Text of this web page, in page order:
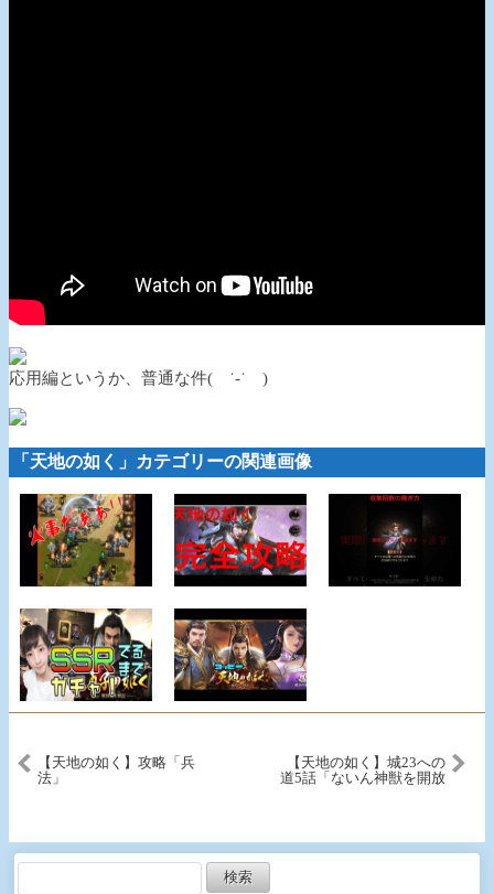
応用編というか、普通な件( ˙-˙ )
「天地の如く」カテゴリーの関連画像
【天地の如く】攻略「兵
法」
【天地の如く】城23への
道5話「ないん神獣を開放